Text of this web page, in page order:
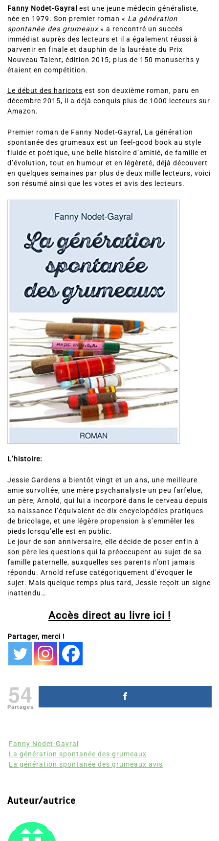
Fanny Nodet-Gayral est une jeune médecin généraliste,
née en 1979. Son premier roman « La génération
spontanée des grumeaux» a rencontré un succès
immédiat auprès des lecteurs et il a également réussi à
parvenir en finale et dauphin de la lauréate du Prix
Nouveau Talent, édition 2015; plus de 150 manuscrits y
étaient en compétition.
Le début des haricots est son deuxième roman, paru en
décembre 2015, il a déjà conquis plus de 1000 lecteurs sur
Amazon.
Premier roman de Fanny Nodet-Gayral, La génération
spontanée des grumeaux est un feel-good book au style
fluide et poétique, une belle histoire d’amitié, de famille et
d’évolution, tout en humour et en légèreté, déjà découvert
en quelques semaines par plus de deux mille lecteurs, voici
son résumé ainsi que les votes et avis des lecteurs.
L’histoire:
Jessie Gardens a bientôt vingt et un ans, une meilleure
amie survoltée, une mère psychanalyste un peu farfelue,
un père, Arnold, qui lui a incorporé dans le cerveau depuis
sa naissance l’équivalent de dix encyclopédies pratiques
de bricolage, et une légère propension à s’emmêler les
pieds lorsqu’elle est en public.
Le jour de son anniversaire, elle décide de poser enfin à
son père les questions qui la préoccupent au sujet de sa
famille paternelle, auxquelles ses parents n’ont jamais
répondu. Arnold refuse catégoriquement d’évoquer le
sujet. Mais quelque temps plus tard, Jessie reçoit un signe
inattendu…
Accès direct au livre ici !
Partager, merci !
54
Partages
Fanny Nodet-Gayral
La génération spontanée des grumeaux
La génération spontanée des grumeaux avis
Auteur/autrice